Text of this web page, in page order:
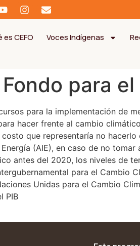
es CEFO Voces Indígenas
para
para la implementación de
hacer frente al cambio
que representaría no
(AIE), en caso de no
antes del 2020, los niveles de
para el Cambio
Unidas para el Cambio
PIB